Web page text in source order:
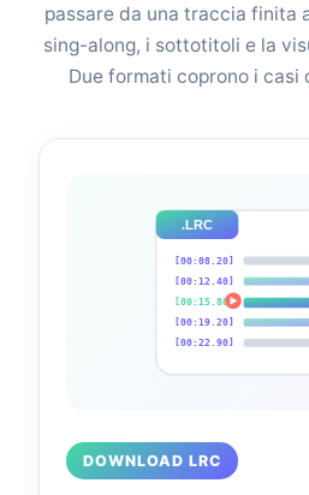
passare da una traccia finita
sing-along, i sottotitoli e la
Due formati coprono i casi
.LRC
[00:08.20]
[00:12.40]
[00:15.80]
[00:19.20]
[00:22.90]
DOWNLOAD LRC